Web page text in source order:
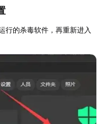
行的杀毒软件，再重新进入